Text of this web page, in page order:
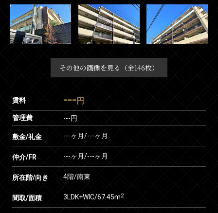
その他の画像を見る（全146枚）
賃料 --- 円
管理費 ---円
敷金/礼金 ---ヶ月/---ヶ月
仲介/FR ---ヶ月/---ヶ月
所在階/向き 4階/南東
間取/面積 3LDK+WIC/67.45m2